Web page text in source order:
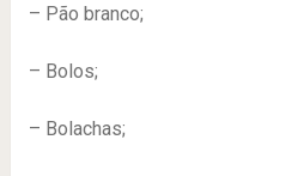
– Pão branco;
– Bolos;
– Bolachas;